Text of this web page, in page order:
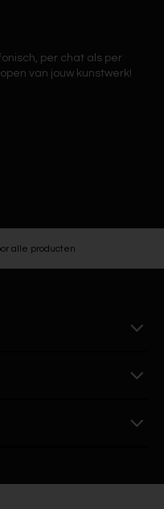
per chat als per
van jouw kunstwerk!
alle producten